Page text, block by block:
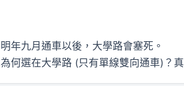
明年九月通車以後，大學路會塞死。
為何選在大學路 (只有單線雙向通車)？真